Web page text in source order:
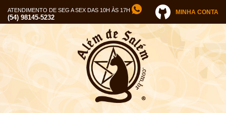
ATENDIMENTO DE SEG A SEX DAS 10H ÀS 17H
(54) 98145-5232
MINHA CONTA